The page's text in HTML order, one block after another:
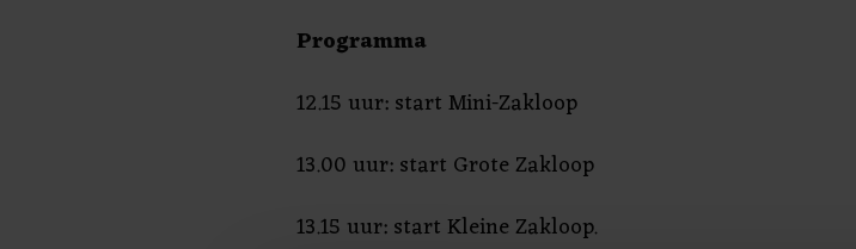
Programma
12.15 uur: start Mini-Zakloop
13.00 uur: start Grote Zakloop
13.15 uur: start Kleine Zakloop.